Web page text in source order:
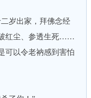
岁出家，拜佛念经
红尘、参透生死……
可以令老衲感到害怕